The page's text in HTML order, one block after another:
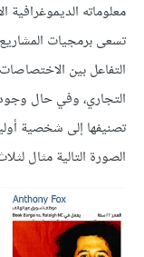
معلوماته
تسعى برمجيات
التفاعل بين
التجاري، وفي حال
تصنيفها إلى شخصية
الصورة التالية مثال